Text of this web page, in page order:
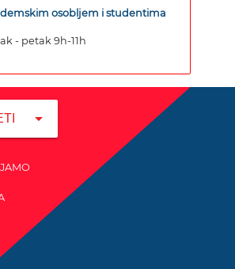
osobljem i studentima
- petak 9h-11h
arrow_drop_down